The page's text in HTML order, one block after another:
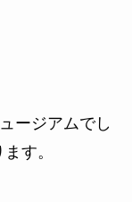
ージアムでし
す。